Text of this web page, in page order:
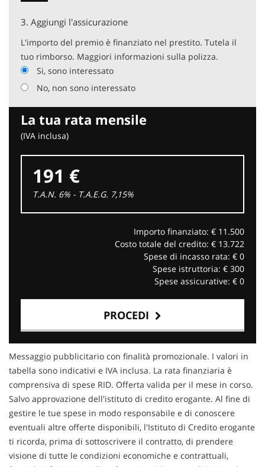
3. Aggiungi l'assicurazione
L'importo del premio è finanziato nel prestito. Tutela il
tuo rimborso. Maggiori informazioni sulla polizza.
Si, sono interessato
No, non sono interessato
La tua rata mensile
(IVA inclusa)
191 €
T.A.N. 6% - T.A.E.G. 7,15%
Importo finanziato: € 11.500
Costo totale del credito: € 13.722
Spese di incasso rata: € 0
Spese istruttoria: € 300
Spese assicurative: € 0
PROCEDI
Contattaci
Messaggio pubblicitario con finalità promozionale. I valori in
tabella sono indicativi e IVA inclusa. La rata finanziaria è
comprensiva di spese RID. Offerta valida per il mese in corso.
Salvo approvazione dell'istituto di credito erogante. Al fine di
gestire le tue spese in modo responsabile e di conoscere
eventuali altre offerte disponibili, l'Istituto di Credito erogante
ti ricorda, prima di sottoscrivere il contratto, di prendere
visione di tutte le condizioni economiche e contrattuali,